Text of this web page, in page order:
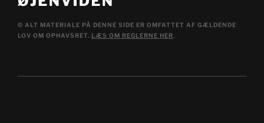
© ALT MATERIALE PÅ DENNE SIDE ER OMFATTET AF GÆLDENDE
LOV OM OPHAVSRET. LÆS OM REGLERNE HER.